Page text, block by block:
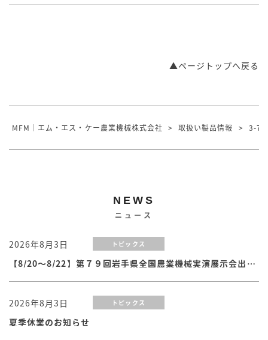
▲ページトップへ戻る
MFM｜エム・エス・ケー農業機械株式会社 > 取扱い製品情報 > 3-7
NEWS
ニュース
2026年8月3日 トピックス
【8/20～8/22】第７９回岩手県全国農業機械実演展示会出展のお知らせ
2026年8月3日 トピックス
夏季休業のお知らせ